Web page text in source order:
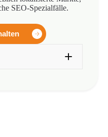
SEO-Spezialfälle.